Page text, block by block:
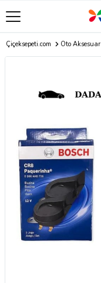
Çiçeksepeti.com Oto Aksesuar